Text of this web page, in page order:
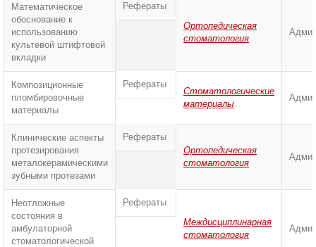
Математическое
обоснование к
использованию
культевой штифтовой
вкладки
Рефераты
Ортопедическая
стоматология
Композиционные
пломбировочные
материалы
Рефераты
Стоматологические
материалы
Клинические аспекты
протезирования
металокерамическими
зубными протезами
Рефераты
Ортопедическая
стоматология
Неотложные
состояния в
амбулаторной
стоматологической
Рефераты
Междисциплинарная
стоматология